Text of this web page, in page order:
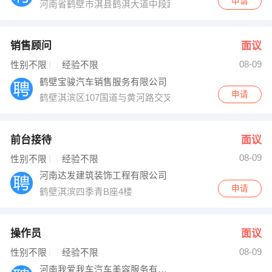
河南省鹤壁市淇县鹤淇大道中段路西天天创业园
销售顾问 面议
性别不限 经验不限
08-09
鹤壁宝骏汽车销售服务有限公司
鹤壁淇滨区107国道与黄河路交叉口东北角
申请
前台接待 面议
性别不限 经验不限
08-09
河南达发建筑装饰工程有限公司
鹤壁淇滨四季青B座4楼
申请
操作员 面议
性别不限 经验不限
08-09
河南我爱我车汽车美容服务有限公司